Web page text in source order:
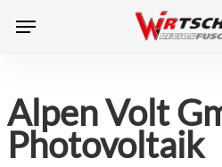
Menu
Alpen Volt
Photovoltaik